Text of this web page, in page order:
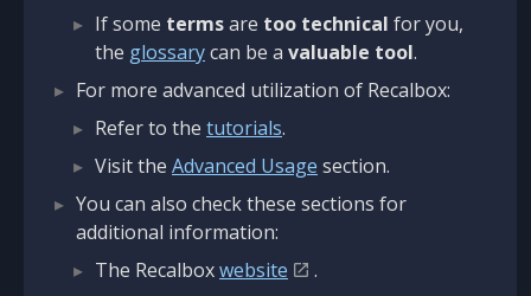
If some termsare too technical for you,
the glossarycan be a valuable tool.
For more advanced utilization of Recalbox:
Refer to the tutorials.
Visit the Advanced Usage section.
You can also check these sections for
additional information:
The Recalboxwebsite
.